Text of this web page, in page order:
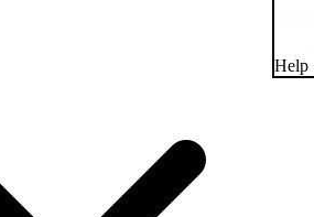
Help